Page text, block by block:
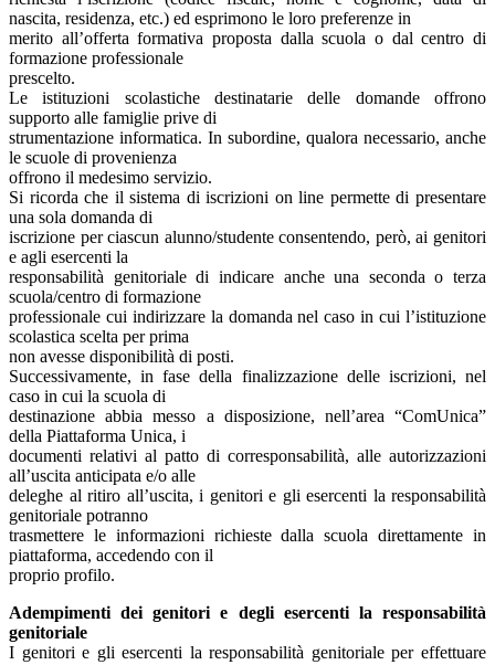
nascita, residenza, etc.) ed esprimono le loro preferenze in
merito all’offerta formativa proposta dalla scuola o dal centro di
formazione professionale
prescelto.
Le istituzioni scolastiche destinatarie delle domande offrono
supporto alle famiglie prive di
strumentazione informatica. In subordine, qualora necessario, anche
le scuole di provenienza
offrono il medesimo servizio.
Si ricorda che il sistema di iscrizioni on line permette di presentare
una sola domanda di
iscrizione per ciascun alunno/studente consentendo, però, ai genitori
e agli esercenti la
responsabilità genitoriale di indicare anche una seconda o terza
scuola/centro di formazione
professionale cui indirizzare la domanda nel caso in cui l’istituzione
scolastica scelta per prima
non avesse disponibilità di posti.
Successivamente, in fase della finalizzazione delle iscrizioni, nel
caso in cui la scuola di
destinazione abbia messo a disposizione, nell’area “ComUnica”
della Piattaforma Unica, i
documenti relativi al patto di corresponsabilità, alle autorizzazioni
all’uscita anticipata e/o alle
deleghe al ritiro all’uscita, i genitori e gli esercenti la responsabilità
genitoriale potranno
trasmettere le informazioni richieste dalla scuola direttamente in
piattaforma, accedendo con il
proprio profilo.
Adempimenti dei genitori e degli esercenti la responsabilità
genitoriale
I genitori e gli esercenti la responsabilità genitoriale per effettuare